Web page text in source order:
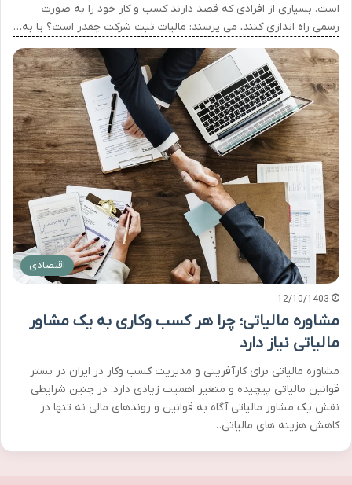
است. بسیاری از افرادی که قصد دارند کسب و کار خود را به صورت
رسمی راه اندازی کنند، می پرسند: مالیات ثبت شرکت چقدر است؟ یا به…
اقتصادی
12/10/1403
مشاوره مالیاتی؛ چرا هر کسب وکاری به یک مشاور
مالیاتی نیاز دارد
مشاوره مالیاتی برای کارآفرینی و مدیریت کسب وکار در ایران در بستر
قوانین مالیاتی پیچیده و متغیر اهمیت زیادی دارد. در چنین شرایطی
نقش یک مشاور مالیاتی آگاه به قوانین و روندهای مالی نه تنها در
کاهش هزینه های مالیاتی…